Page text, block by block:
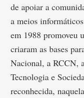
de apoiar a
a meios
em 1988 promoveu
criaram as bases
Nacional, a RCCN,
Tecnologia e
reconhecida,